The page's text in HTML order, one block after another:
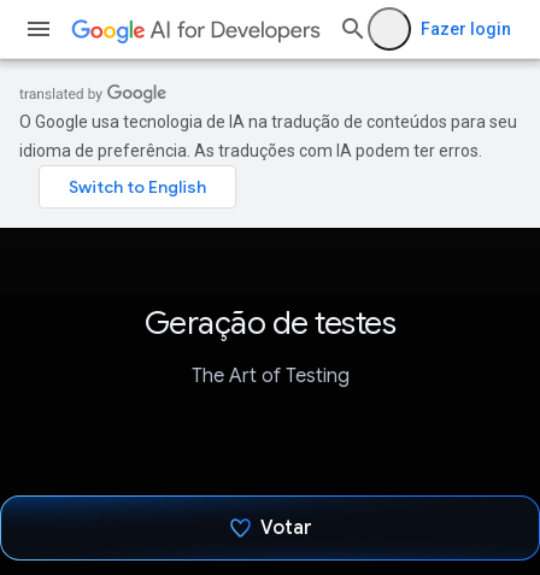
Fazer login
O Google usa tecnologia de IA na tradução de conteúdos para seu
idioma de preferência. As traduções com IA podem ter erros.
Geração de testes
The Art of Testing
Votar